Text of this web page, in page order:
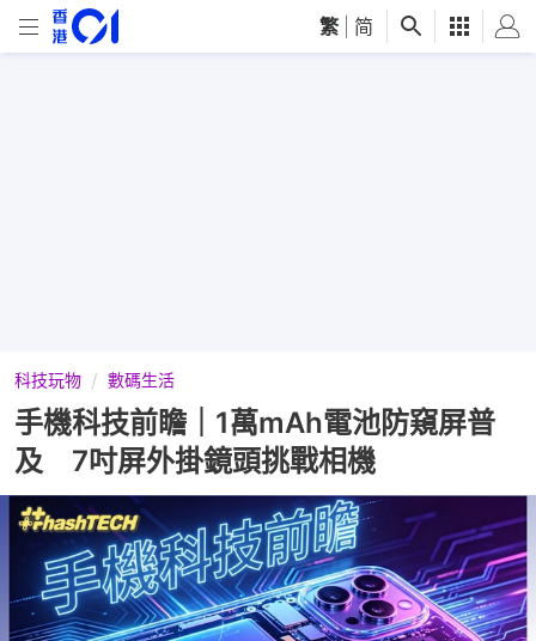
繁 简
科技玩物 數碼生活
手機科技前瞻｜1萬mAh電池防窺屏普
及 7吋屏外掛鏡頭挑戰相機